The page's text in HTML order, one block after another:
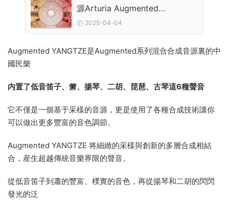
源Arturia Augmented
YANGTZE v1.0.0 CE-V.R WIN
2025-04-04
Augmented YANGTZE是Augmented系列混合合成音源裏的中
國民樂
内置了低音笛子、箫、揚琴、二胡、琵琶、古琴這6種聲音
它不僅是一個基于采樣的音源，更是使用了各種合成技術讓你
可以做出更多豐富的音色調節。
Augmented YANGTZE 将細緻的采樣與創新的多層合成相結
合，産生超越傳統音樂界限的聲音。
從低音笛子到蕭的豐富、樸實的音色，再從揚琴和二胡的閃閃
發光的泛